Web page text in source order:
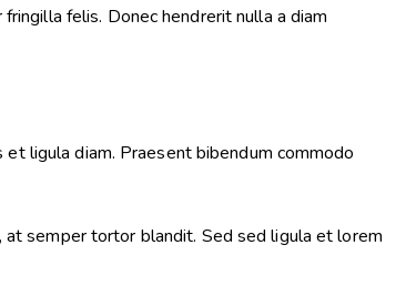
felis. Donec hendrerit nulla a diam
ligula diam. Praesent bibendum commodo
at semper tortor blandit. Sed sed ligula et lorem